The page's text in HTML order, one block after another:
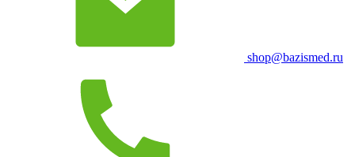
shop@bazismed.ru